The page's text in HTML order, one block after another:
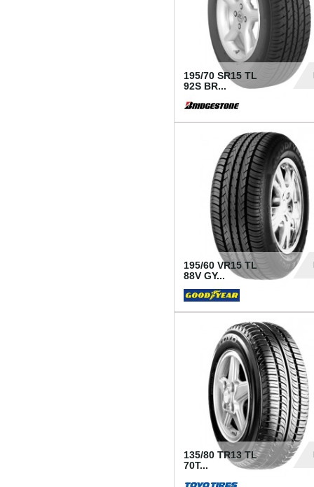
195/70 SR15 TL
92S BR...
195/60 VR15 TL
88V GY...
135/80 TR13 TL
70T...